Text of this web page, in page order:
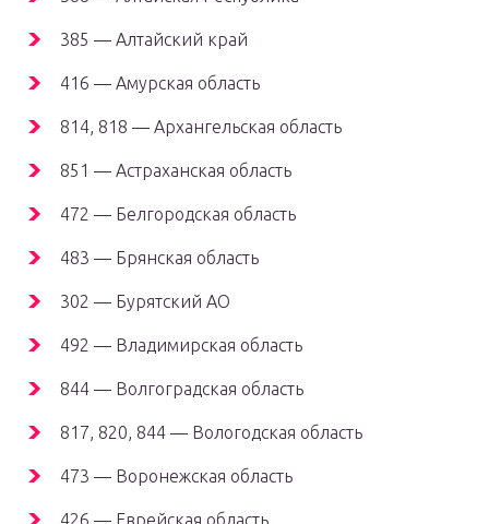
385 — Алтайский край
416 — Амурская область
814, 818 — Архангельская область
851 — Астраханская область
472 — Белгородская область
483 — Брянская область
302 — Бурятский АО
492 — Владимирская область
844 — Волгоградская область
817, 820, 844 — Вологодская область
473 — Воронежская область
426 — Еврейская область